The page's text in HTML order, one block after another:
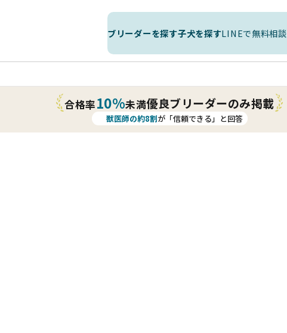
ブリーダーを探す子犬を探すLINEで無料相談
合格率10%未満優良ブリーダーのみ掲載
獣医師の約8割が「信頼できる」と回答